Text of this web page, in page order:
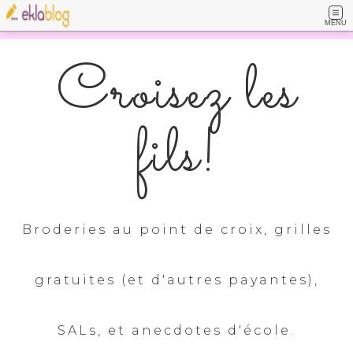
MENU
Croisez les
fils!
Broderies au point de croix, grilles
gratuites (et d'autres payantes),
SALs, et anecdotes d'école.